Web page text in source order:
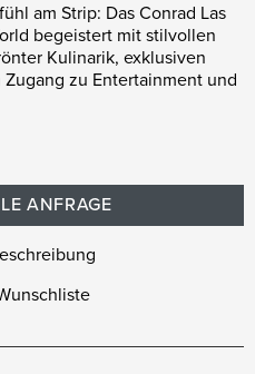
am Strip: Das Conrad Las
begeistert mit stilvollen
Kulinarik, exklusiven
zu Entertainment und
ANFRAGE